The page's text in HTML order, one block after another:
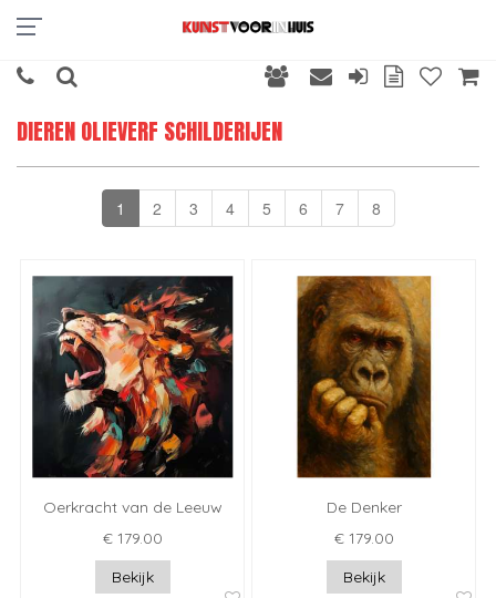
DIEREN OLIEVERF SCHILDERIJEN
1 2 3 4 5 6 7 8
Oerkracht van de Leeuw
€ 179.00
Bekijk
De Denker
€ 179.00
Bekijk